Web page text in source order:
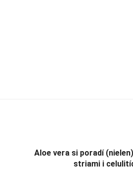
Aloe vera si poradí
striami i